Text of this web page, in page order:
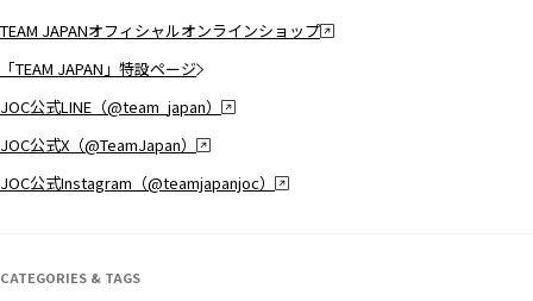
TEAM JAPANオフィシャルオンラインショップ
「TEAM JAPAN」特設ページ
JOC公式LINE（@team_japan）
JOC公式X（@TeamJapan）
JOC公式Instagram（@teamjapanjoc）
CATEGORIES & TAGS